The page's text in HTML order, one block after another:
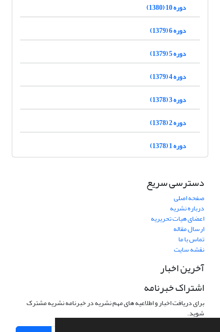
دوره 10 (1380)
دوره 6 (1379)
دوره 5 (1379)
دوره 4 (1379)
دوره 3 (1378)
دوره 2 (1378)
دوره 1 (1378)
دسترسی سریع
صفحه اصلی
درباره نشریه
اعضای هیات تحریریه
ارسال مقاله
تماس با ما
نقشه سایت
آخرین اخبار
اشتراک خبرنامه
برای دریافت اخبار و اطلاعیه های مهم نشریه در خبرنامه نشریه مشترک
شوید.